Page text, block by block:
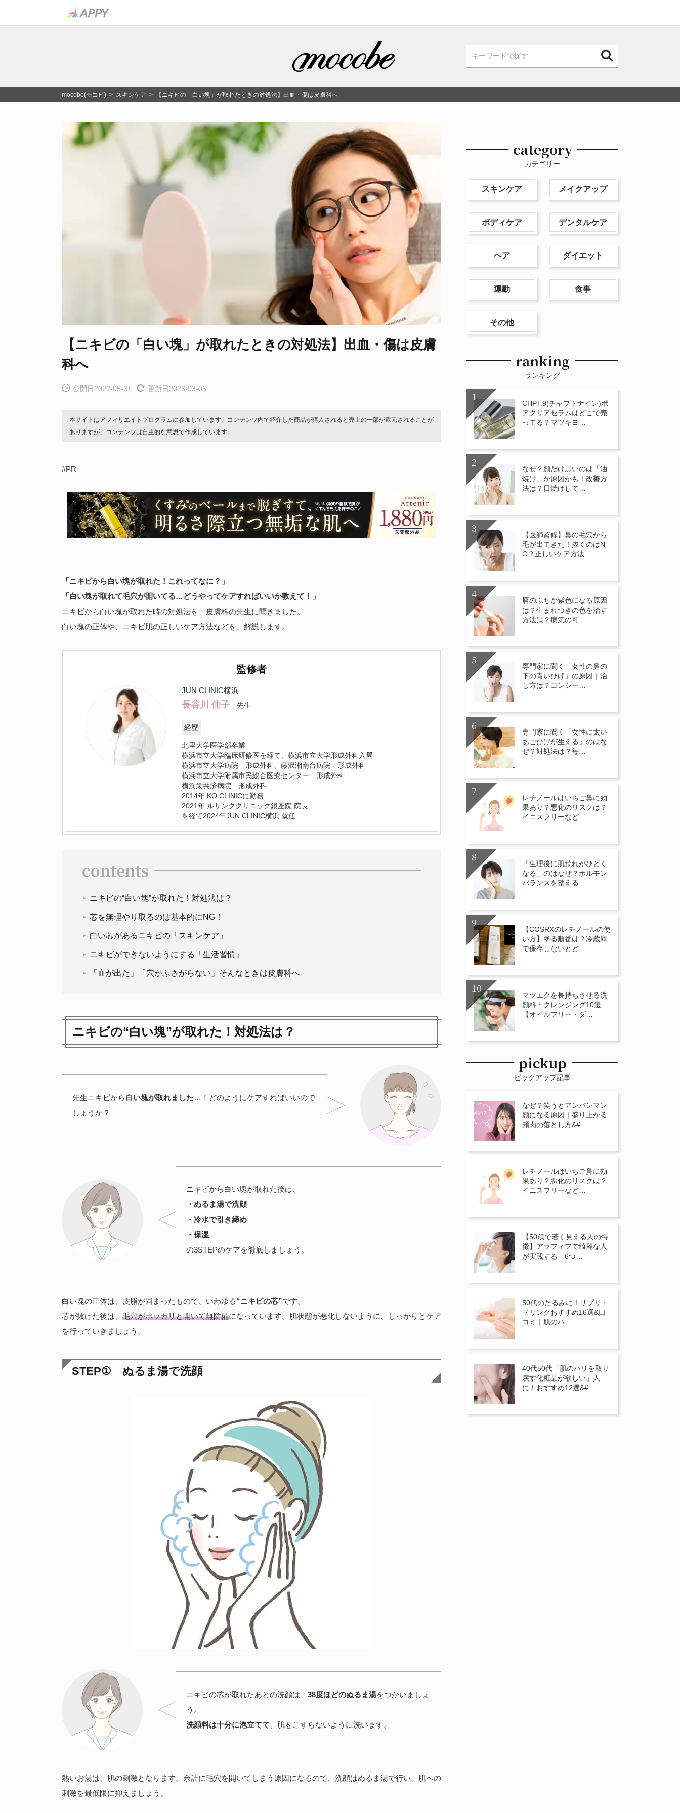
mocobe(モコビ) > スキンケア > 【ニキビの「白い塊」が取れたときの対処法】出血・傷は皮膚科へ
【ニキビの「白い塊」が取れたときの対処法】出血・傷は皮膚
科へ
公開日2022-05-31 更新日2023-03-03
本サイトはアフィリエイトプログラムに参加しています。コンテンツ内で紹介した商品が購入されると売上の一部が還元されることが
ありますが、コンテンツは自主的な意思で作成しています。
#PR
「ニキビから白い塊が取れた！これってなに？」
「白い塊が取れて毛穴が開いてる…どうやってケアすればいいか教えて！」
ニキビから白い塊が取れた時の対処法を、皮膚科の先生に聞きました。
白い塊の正体や、ニキビ肌の正しいケア方法などを、解説します。
監修者
JUN CLINIC横浜
長谷川 佳子 先生
経歴
北里大学医学部卒業
横浜市立大学臨床研修医を経て、横浜市立大学形成外科入局
横浜市立大学病院 形成外科、藤沢湘南台病院 形成外科
横浜市立大学附属市民総合医療センター 形成外科
横浜栄共済病院 形成外科
2014年 KO CLINICに勤務
2021年 ルサンククリニック銀座院 院長
を経て2024年JUN CLINIC横浜 就任
contents
ニキビの“白い塊”が取れた！対処法は？
芯を無理やり取るのは基本的にNG！
白い芯があるニキビの「スキンケア」
ニキビができないようにする「生活習慣」
「血が出た」「穴がふさがらない」そんなときは皮膚科へ
ニキビの“白い塊”が取れた！対処法は？
先生ニキビから白い塊が取れました…！どのようにケアすればいいので
しょうか？
ニキビから白い塊が取れた後は、
・ぬるま湯で洗顔
・冷水で引き締め
・保湿
の3STEPのケアを徹底しましょう。
白い塊の正体は、皮脂が固まったもので、いわゆる“ニキビの芯”です。
芯が抜けた後は、 毛穴がポッカリと開いて無防備になっています。肌状態が悪化しないように、しっかりとケア
を行っていきましょう。
STEP① ぬるま湯で洗顔
ニキビの芯が取れたあとの洗顔は、 38度ほどのぬるま湯をつかいましょ
う。
洗顔料は十分に泡立てて 、肌をこすらないように洗います。
熱いお湯は、肌の刺激となります。余計に毛穴を開いてしまう原因になるので、洗顔はぬるま湯で行い、肌への
刺激を最低限に抑えましょう。
category
カテゴリー
スキンケア メイクアップ
ボディケア デンタルケア
ヘア ダイエット
運動 食事
その他
ranking
ランキング
CHPT.9(チャプトナイン)ポ
アクリアセラムはどこで売
ってる？マツキヨ…
なぜ？顔だけ黒いのは「油
焼け」が原因かも！改善方
法は？日焼けして…
【医師監修】鼻の毛穴から
毛が出てきた！抜くのはN
G？正しいケア方法
唇のふちが紫色になる原因
は？生まれつきの色を治す
方法は？病気の可…
専門家に聞く「女性の鼻の
下の青いひげ」の原因｜治
し方は？コンシー…
専門家に聞く「女性に太い
あごひげが生える」のはな
ぜ？対処法は？毎…
レチノールはいちご鼻に効
果あり？悪化のリスクは？
イニスフリーなど…
「生理後に肌荒れがひどく
なる」のはなぜ？ホルモン
バランスを整える…
【COSRXのレチノールの使
い方】塗る順番は？冷蔵庫
で保存しないとど…
マツエクを長持ちさせる洗
顔料・クレンジング10選
【オイルフリー・ダ…
pickup
ピックアップ記事
なぜ？笑うとアンパンマン
顔になる原因｜盛り上がる
頬肉の落とし方&#…
レチノールはいちご鼻に効
果あり？悪化のリスクは？
イニスフリーなど…
【50歳で若く見える人の特
徴】アラフィフで綺麗な人
が実践する「6つ…
50代のたるみに！サプリ・
ドリンクおすすめ16選&口
コミ｜肌のハ…
40代50代「肌のハリを取り
戻す化粧品が欲しい」人
に！おすすめ12選&#…